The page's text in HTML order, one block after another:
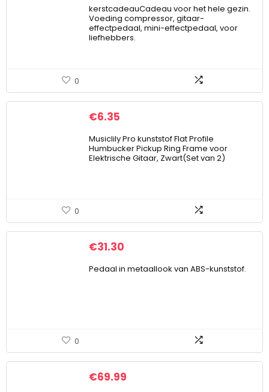
kerstcadeauCadeau voor het hele gezin.
Voeding compressor, gitaar-
effectpedaal, mini-effectpedaal, voor
liefhebbers.
0
€6.35
Musiclily Pro kunststof Flat Profile
Humbucker Pickup Ring Frame voor
Elektrische Gitaar, Zwart(Set van 2)
0
€31.30
Pedaal in metaallook van ABS-kunststof.
0
€69.99